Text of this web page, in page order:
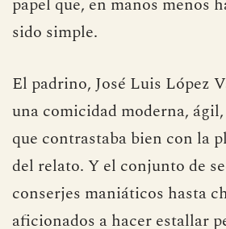
papel que, en manos menos
sido simple.
El padrino, José Luis López
una comicidad moderna,
que contrastaba bien con la
del relato. Y el conjunto de
conserjes maniáticos hasta
aficionados a hacer estallar